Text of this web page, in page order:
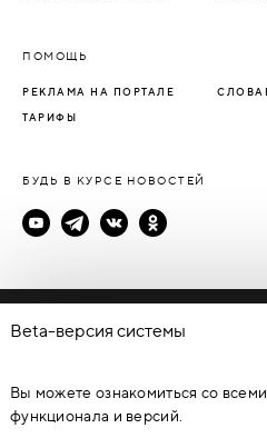
ПОМОЩЬ
РЕКЛАМА НА ПОРТАЛЕ
ТАРИФЫ
БУДЬ В КУРСЕ НОВОСТЕЙ
Политика
© Каталог дверей - DverProf,
являются объектами
копирование,
Beta-версия системы
Вы можете ознакомиться со
функционала и версий.